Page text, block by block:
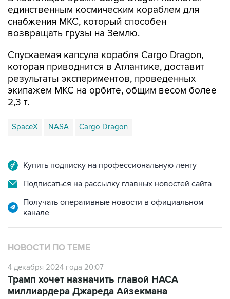
единственным космическим кораблем для
снабжения МКС, который способен
возвращать грузы на Землю.
Спускаемая капсула корабля Cargo Dragon,
которая приводнится в Атлантике, доставит
результаты экспериментов, проведенных
экипажем МКС на орбите, общим весом более
2,3 т.
SpaceX NASA Cargo Dragon
Купить подписку на профессиональную ленту
Подписаться на рассылку главных новостей сайта
Получать оперативные новости в официальном
канале
НОВОСТИ ПО ТЕМЕ
4 декабря 2024 года 20:07
Трамп хочет назначить главой НАСА
миллиардера Джареда Айзекмана